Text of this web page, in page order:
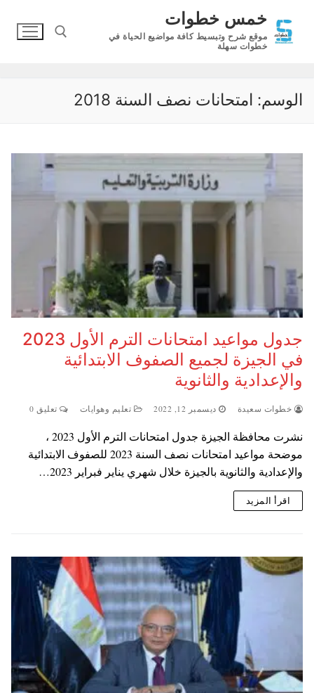
المحتوى
خمس خطوات
موقع شرح وتبسيط كافة مواضيع الحياة في
خطوات سهلة
الوسم: امتحانات نصف السنة 2018
جدول مواعيد امتحانات الترم الأول 2023
في الجيزة لجميع الصفوف الابتدائية
والإعدادية والثانوية
خطوات سعيدة ديسمبر 12, 2022 تعليم وهوايات تعليق 0
نشرت محافظة الجيزة جدول امتحانات الترم الأول 2023 ،
موضحة مواعيد امتحانات نصف السنة 2023 للصفوف الابتدائية
والإعدادية والثانوية بالجيزة خلال شهري يناير فبراير 2023…
اقرأ المزيد